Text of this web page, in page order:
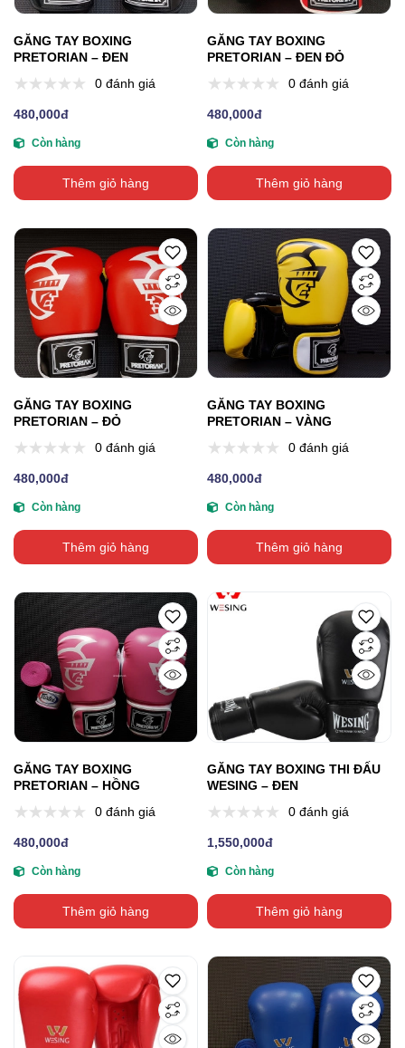
GĂNG TAY BOXING
PRETORIAN – ĐEN
0 đánh giá
480,000đ
Còn hàng
Thêm giỏ hàng
GĂNG TAY BOXING
PRETORIAN – ĐEN ĐỎ
0 đánh giá
480,000đ
Còn hàng
Thêm giỏ hàng
GĂNG TAY BOXING
PRETORIAN – ĐỎ
0 đánh giá
480,000đ
Còn hàng
Thêm giỏ hàng
GĂNG TAY BOXING
PRETORIAN – VÀNG
0 đánh giá
480,000đ
Còn hàng
Thêm giỏ hàng
GĂNG TAY BOXING
PRETORIAN – HỒNG
0 đánh giá
480,000đ
Còn hàng
Thêm giỏ hàng
GĂNG TAY BOXING THI ĐẤU
WESING – ĐEN
0 đánh giá
1,550,000đ
Còn hàng
Thêm giỏ hàng